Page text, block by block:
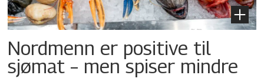
Nordmenn er positive til
sjømat – men spiser mindre